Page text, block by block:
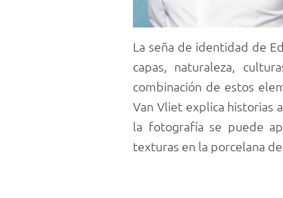
La seña de identidad de
capas, naturaleza,
combinación de estos
Van Vliet explica historias
la fotografía se puede
texturas en la porcelana